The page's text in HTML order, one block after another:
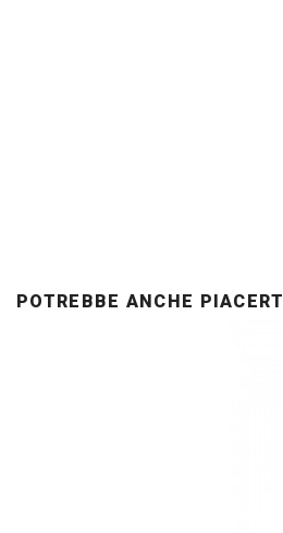
POTREBBE ANCHE PIACERTI